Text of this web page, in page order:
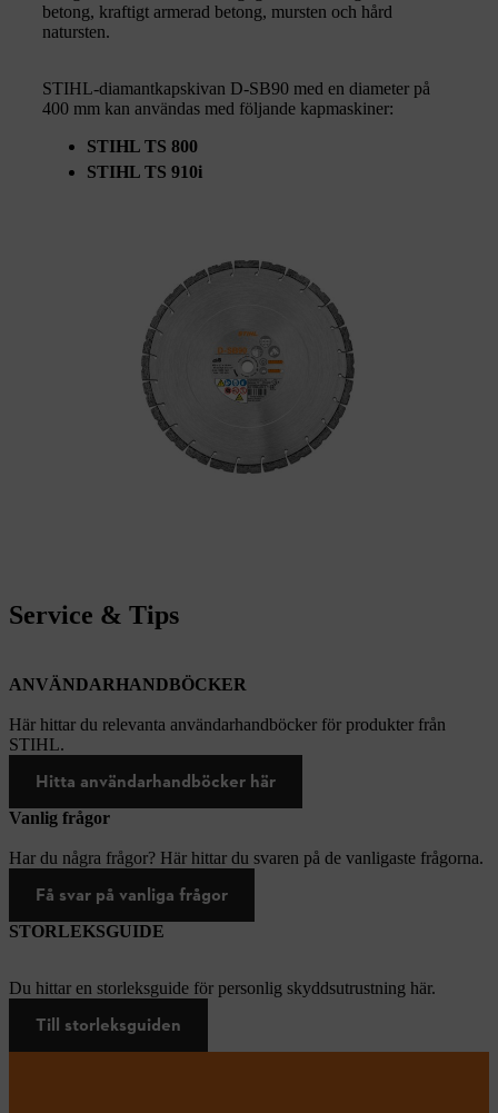
betong, kraftigt armerad betong, mursten och hård
natursten.
STIHL-diamantkapskivan D-SB90 med en diameter på
400 mm kan användas med följande kapmaskiner:
STIHL TS 800
STIHL TS 910i
Service & Tips
ANVÄNDARHANDBÖCKER
Här hittar du relevanta användarhandböcker för produkter från
STIHL.
Hitta användarhandböcker här
Vanlig frågor
Har du några frågor? Här hittar du svaren på de vanligaste frågorna.
Få svar på vanliga frågor
STORLEKSGUIDE
Du hittar en storleksguide för personlig skyddsutrustning här.
Till storleksguiden